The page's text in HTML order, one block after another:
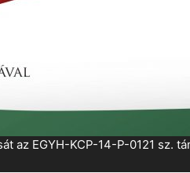
az EGYH-KCP-14-P-0121 sz.